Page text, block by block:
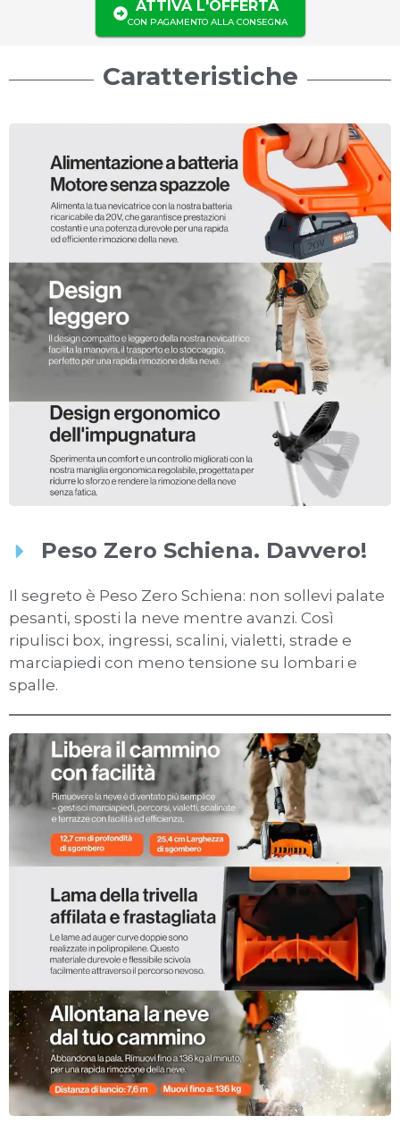
ATTIVA L'OFFERTA
CON PAGAMENTO ALLA CONSEGNA
Caratteristiche
Peso Zero Schiena. Davvero!
Il segreto è Peso Zero Schiena: non sollevi palate
pesanti, sposti la neve mentre avanzi. Così
ripulisci box, ingressi, scalini, vialetti, strade e
marciapiedi con meno tensione su lombari e
spalle.